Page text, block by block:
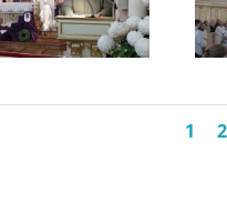
1 2